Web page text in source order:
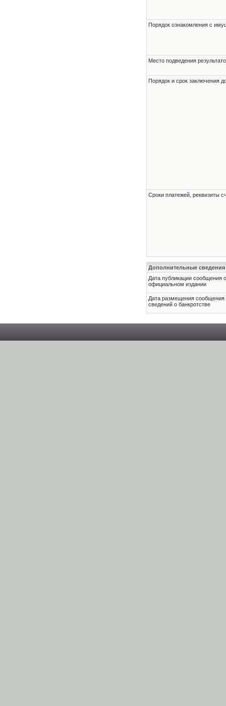
Порядок ознакомления с
Место подведения
Порядок и срок заключения
Сроки платежей, реквизиты
Дополнительные сведения
Дата публикации сообщения
официальном издании
Дата размещения
сведений о банкротстве